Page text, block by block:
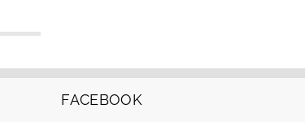
FACEBOOK